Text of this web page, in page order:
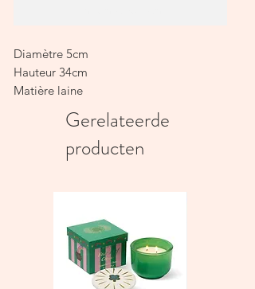
Diamètre 5cm
Hauteur 34cm
Matière laine
Gerelateerde
producten